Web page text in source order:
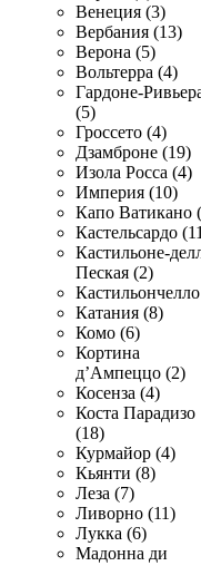
Венеция (3)
Вербания (13)
Верона (5)
Вольтерра (4)
Гардоне-
(5)
Гроссето (4)
Дзамброне (19)
Изола Росса (4)
Империя (10)
Капо Ватикано
Кастельсардо
Кастильоне-
Пеская (2)
Катания (8)
Комо (6)
Кортина
д’Ампеццо (2)
Косенза (4)
Коста Парадизо
(18)
Курмайор (4)
Кьянти (8)
Леза (7)
Ливорно (11)
Лукка (6)
Мадонна ди